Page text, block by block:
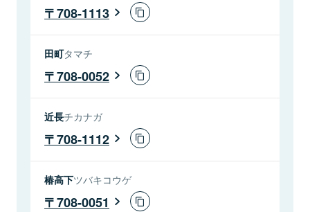
708-1113
田町タマチ
708-0052
近長チカナガ
708-1112
椿高下ツバキコウゲ
708-0051